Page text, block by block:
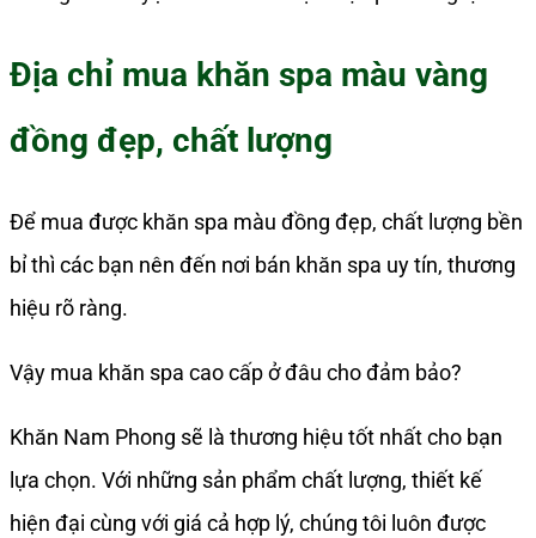
Địa chỉ mua khăn spa màu vàng
đồng đẹp, chất lượng
Để mua được khăn spa màu đồng đẹp, chất lượng bền
bỉ thì các bạn nên đến nơi bán khăn spa uy tín, thương
hiệu rõ ràng.
Vậy mua khăn spa cao cấp ở đâu cho đảm bảo?
Khăn Nam Phong sẽ là thương hiệu tốt nhất cho bạn
lựa chọn. Với những sản phẩm chất lượng, thiết kế
hiện đại cùng với giá cả hợp lý, chúng tôi luôn được